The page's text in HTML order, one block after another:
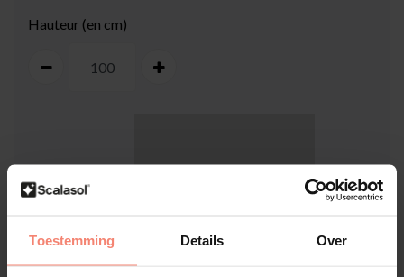
Toestemming Details Over
Hauteur (en cm)